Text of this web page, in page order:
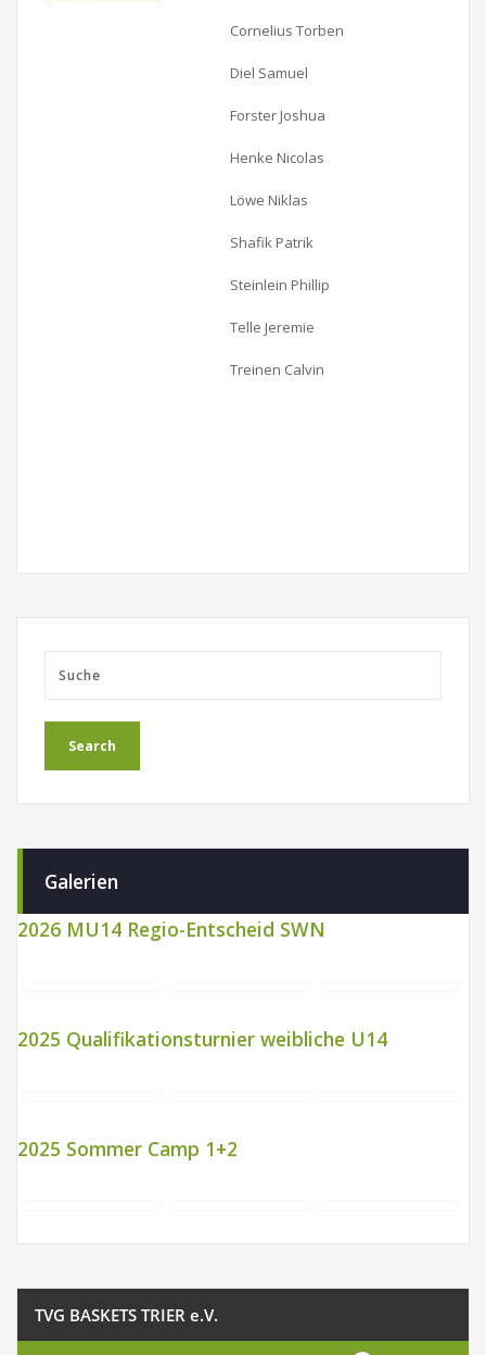
Cornelius Torben
Diel Samuel
Forster Joshua
Henke Nicolas
Löwe Niklas
Shafik Patrik
Steinlein Phillip
Telle Jeremie
Treinen Calvin
Galerien
2026 MU14 Regio-Entscheid SWN
2025 Qualifikationsturnier weibliche U14
2025 Sommer Camp 1+2